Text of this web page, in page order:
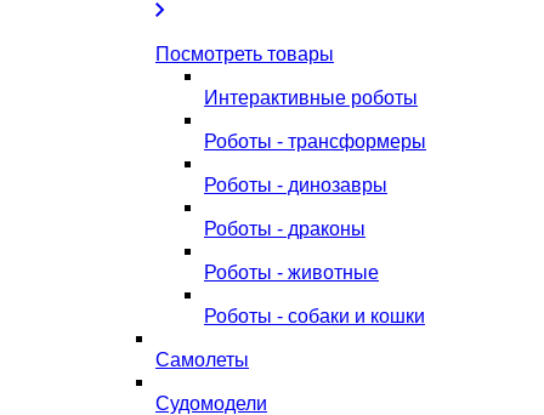
Посмотреть товары
Интерактивные роботы
Роботы - трансформеры
Роботы - динозавры
Роботы - драконы
Роботы - животные
Роботы - собаки и кошки
Самолеты
Судомодели